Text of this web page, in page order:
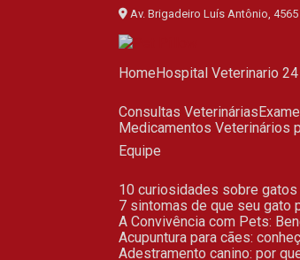
Av. Brigadeiro Luís Antônio, 4565
Home
Hospital Veterinario
Consultas Veterinárias
Medicamentos Veterinários
Equipe
10 curiosidades sobre
7 sintomas de que seu
A Convivência com Pets:
Acupuntura para cães:
Adestramento canino: por